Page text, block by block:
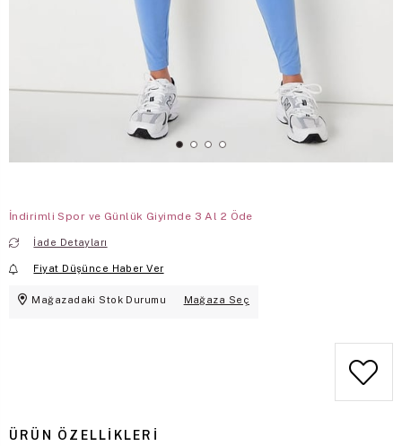
İndirimli Spor ve Günlük Giyimde 3 Al 2 Öde
İade Detayları
Fiyat Düşünce Haber Ver
Mağazadaki Stok Durumu Mağaza Seç
ÜRÜN ÖZELLIKLERI